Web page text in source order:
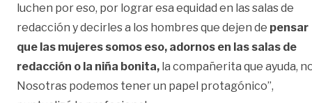
luchen por eso, por lograr esa equidad en las salas de
redacción y decirles a los hombres que dejen de pensar
que las mujeres somos eso, adornos en las salas de
redacción o la niña bonita, la compañerita que ayuda,
Nosotras podemos tener un papel protagónico”,